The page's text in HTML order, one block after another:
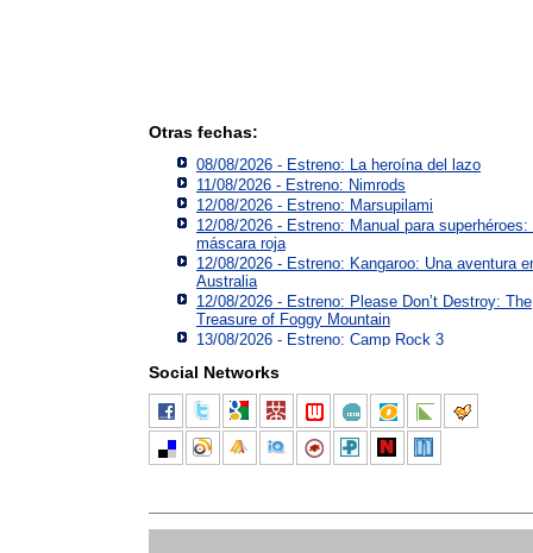
Otras fechas:
08/08/2026 - Estreno: La heroína del lazo
11/08/2026 - Estreno: Nimrods
12/08/2026 - Estreno: Marsupilami
12/08/2026 - Estreno: Manual para superhéroes:
máscara roja
12/08/2026 - Estreno: Kangaroo: Una aventura
Australia
12/08/2026 - Estreno: Please Don’t Destroy: The
Treasure of Foggy Mountain
13/08/2026 - Estreno: Camp Rock 3
Social Networks